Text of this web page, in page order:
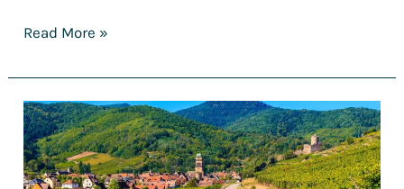
Read More »
Comment
évaluer
votre
niveau